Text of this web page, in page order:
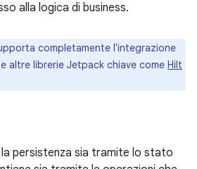
alla logica di business.
completamente l'integrazione
e altre librerie Jetpack chiave come Hilt
persistenza sia tramite lo stato